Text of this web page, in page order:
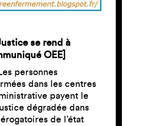
se rend à
OEE]
personnes
dans les centres
payent le
dégradée dans
de l’état